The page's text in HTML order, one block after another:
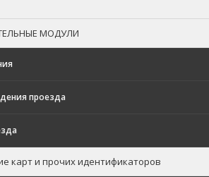
МОДУЛИ
проезда
карт и прочих идентификаторов